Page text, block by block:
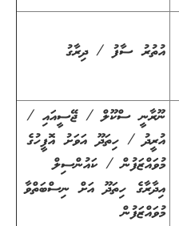
އުތުރު ސާފު / ދިރާގު
ނޫރާނީ ސްކޫލް / ޖޭސީއައި /
އުރީދު / ހިތަދޫ އަވަށު އޮފީހުގެ
މުވައްޒަފުން / ކައުންސިލް
އިދާރާގެ ހިތަދޫ އަށް ނިސްބަތްވާ
މުވައްޒަފުން